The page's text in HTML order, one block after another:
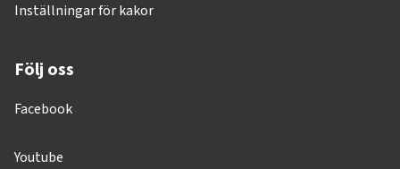
Inställningar för kakor
Följ oss
Facebook
Youtube